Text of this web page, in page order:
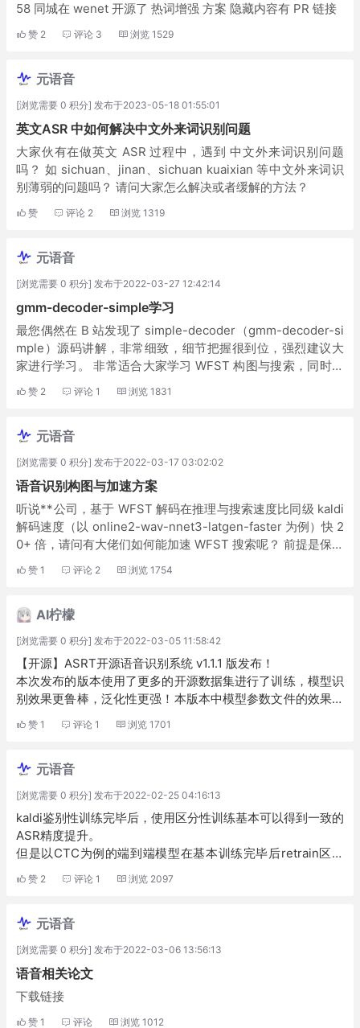
58 同城在 wenet 开源了 热词增强 方案 隐藏内容有 PR 链接
赞 2 评论 3 浏览 1529
元语音
[浏览需要 0 积分] 发布于2023-05-18 01:55:01
英文ASR 中如何解决中文外来词识别问题
大家伙有在做英文 ASR 过程中，遇到 中文外来词识别问题
吗？ 如 sichuan、jinan、sichuan kuaixian 等中文外来词识
别薄弱的问题吗？ 请问大家怎么解决或者缓解的方法？
赞 评论 2 浏览 1319
元语音
[浏览需要 0 积分] 发布于2022-03-27 12:42:14
gmm-decoder-simple学习
最您偶然在 B 站发现了 simple-decoder（gmm-decoder-si
mple）源码讲解，非常细致，细节把握很到位，强烈建议大
家进行学习。 非常适合大家学习 WFST 构图与搜索，同时完
全适合迁移到端到端 EESEN 方式进行解码！ Rede...
赞 2 评论 1 浏览 1831
元语音
[浏览需要 0 积分] 发布于2022-03-17 03:02:02
语音识别构图与加速方案
听说**公司，基于 WFST 解码在推理与搜索速度比同级 kaldi
解码速度（以 online2-wav-nnet3-latgen-faster 为例）快 2
0+ 倍，请问有大佬们如何能加速 WFST 搜索呢？ 前提是保持
解码精度基本不变的情况下。
赞 1 评论 2 浏览 1754
AI柠檬
[浏览需要 0 积分] 发布于2022-03-05 11:58:42
【开源】ASRT开源语音识别系统 v1.1.1 版发布！
本次发布的版本使用了更多的开源数据集进行了训练，模型识
别效果更鲁棒，泛化性更强！本版本中模型参数文件的效果比
上一个版本的更佳。一个性能更好的基于http的API接口被加
入其中。
自带已经训练好的模型文件，可以直接部署调用接口。欢迎大
家和我们在元语音研究网一起交流学习~
https://github.com/nl8590687/ASRT_SpeechRecognition/
releases/tag/v1.1.1
赞 1 评论 1 浏览 1701
元语音
[浏览需要 0 积分] 发布于2022-02-25 04:16:13
kaldi鉴别性训练完毕后，使用区分性训练基本可以得到一致的
ASR精度提升。
但是以CTC为例的端到端模型在基本训练完毕后retrain区分
性训练（mmi），在精度上没有传统模型表现好呢（偶现区分
性较好）？并且训练差的比例大幅会高于训练好的比例。
赞 2 评论 1 浏览 2097
元语音
[浏览需要 0 积分] 发布于2022-03-06 13:56:13
语音相关论文
下载链接
赞 1 评论 浏览 1012